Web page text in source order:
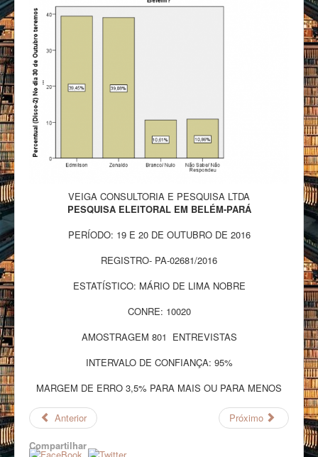
VEIGA CONSULTORIA E PESQUISA LTDA
PESQUISA ELEITORAL EM BELÉM-PARÁ
PERÍODO: 19 E 20 DE OUTUBRO DE 2016
REGISTRO- PA-02681/2016
ESTATÍSTICO: MÁRIO DE LIMA NOBRE
CONRE: 10020
AMOSTRAGEM 801 ENTREVISTAS
INTERVALO DE CONFIANÇA: 95%
MARGEM DE ERRO 3,5% PARA MAIS OU PARA MENOS
Anterior Próximo
Compartilhar